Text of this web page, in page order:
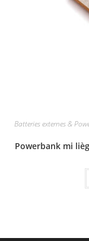
Batteries externes &
Powerbank mi